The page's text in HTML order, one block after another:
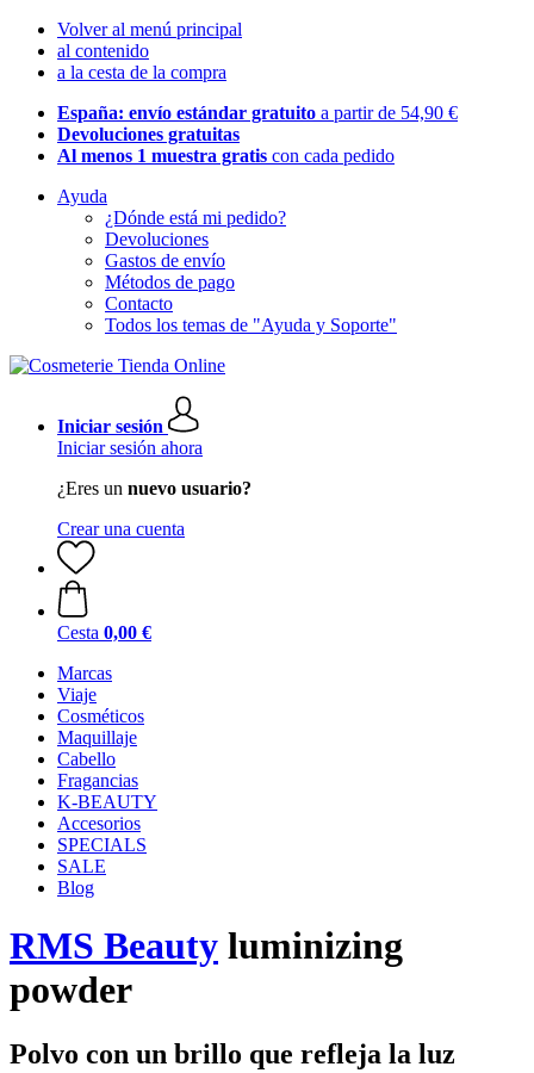
Volver al menú principal
al contenido
a la cesta de la compra
España: envío estándar gratuito a partir de 54,90 €
Devoluciones gratuitas
Al menos 1 muestra gratis con cada pedido
Ayuda
¿Dónde está mi pedido?
Devoluciones
Gastos de envío
Métodos de pago
Contacto
Todos los temas de "Ayuda y Soporte"
Iniciar sesión
Iniciar sesión ahora
¿Eres un nuevo usuario?
Crear una cuenta
Cesta 0,00 €
Marcas
Viaje
Cosméticos
Maquillaje
Cabello
Fragancias
K-BEAUTY
Accesorios
SPECIALS
SALE
Blog
RMS Beauty luminizing
powder
Polvo con un brillo que refleja la luz